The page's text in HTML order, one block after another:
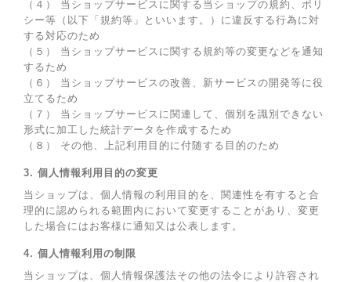
（４） 当ショップサービスに関する当ショップの規約、ポリ
シー等（以下「規約等」といいます。）に違反する行為に対
する対応のため
（５） 当ショップサービスに関する規約等の変更などを通知
するため
（６） 当ショップサービスの改善、新サービスの開発等に役
立てるため
（７） 当ショップサービスに関連して、個別を識別できない
形式に加工した統計データを作成するため
（８） その他、上記利用目的に付随する目的のため
3. 個人情報利用目的の変更
当ショップは、個人情報の利用目的を、関連性を有すると合
理的に認められる範囲内において変更することがあり、変更
した場合にはお客様に通知又は公表します。
4. 個人情報利用の制限
当ショップは、個人情報保護法その他の法令により許容され